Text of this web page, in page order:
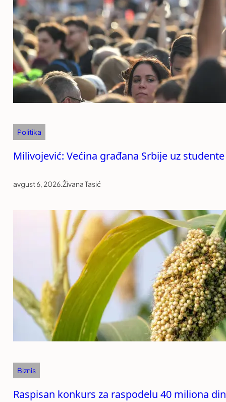
Politika
Milivojević: Većina građana Srbije uz studente
avgust 6, 2026.Živana Tasić
Biznis
Raspisan konkurs za raspodelu 40 miliona